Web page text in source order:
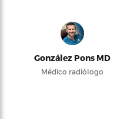
González Pons MD
Médico radiólogo